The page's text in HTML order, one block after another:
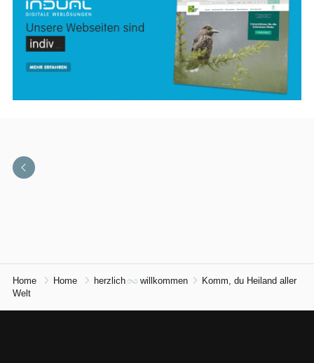
Home Home herzlich willkommen
Komm, du Heiland aller
Welt